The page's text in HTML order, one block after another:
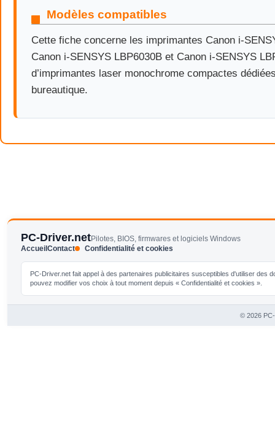
Modèles compatibles
Cette fiche concerne les imprimantes Canon i-
Canon i-SENSYS LBP6030B et Canon i-SENSYS
d’imprimantes laser monochrome compactes
bureautique.
PC-Driver.netPilotes, BIOS, firmwares et logiciels Windows
AccueilContact Confidentialité et cookies
PC-Driver.net fait appel à des partenaires publicitaires susceptibles d'utiliser
pouvez modifier vos choix à tout moment depuis « Confidentialité et cookies ».
© 2026